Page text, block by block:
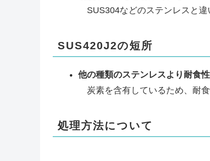
SUS304などのステンレスと違
SUS420J2の短所
他の種類のステンレスより耐食
炭素を含有しているため、耐食
処理方法について